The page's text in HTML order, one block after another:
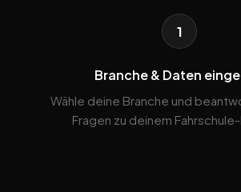
1
Branche & Daten
Wähle deine Branche und
Fragen zu deinem